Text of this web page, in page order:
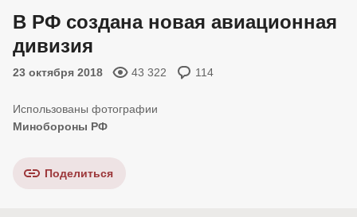
В РФ создана новая авиационная
дивизия
23 октября 2018 43 322 114
Минобороны РФ
Поделиться